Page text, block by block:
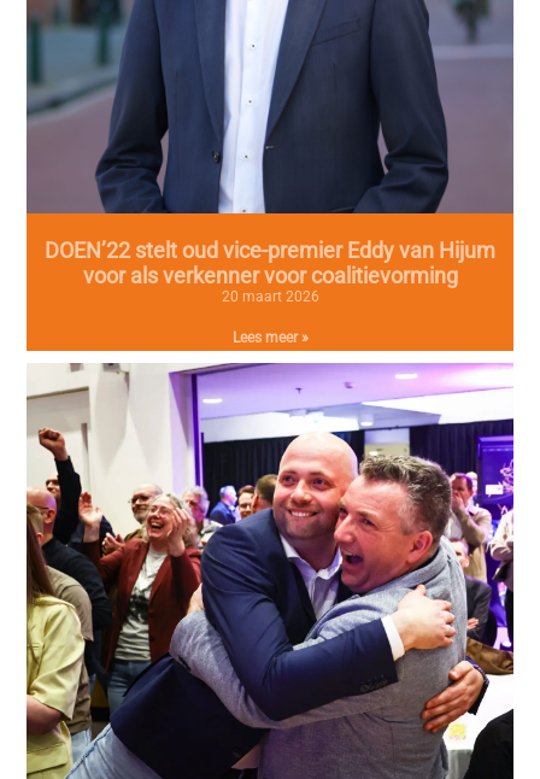
DOEN’22 stelt oud vice-premier Eddy van Hijum
voor als verkenner voor coalitievorming
20 maart 2026
Lees meer »